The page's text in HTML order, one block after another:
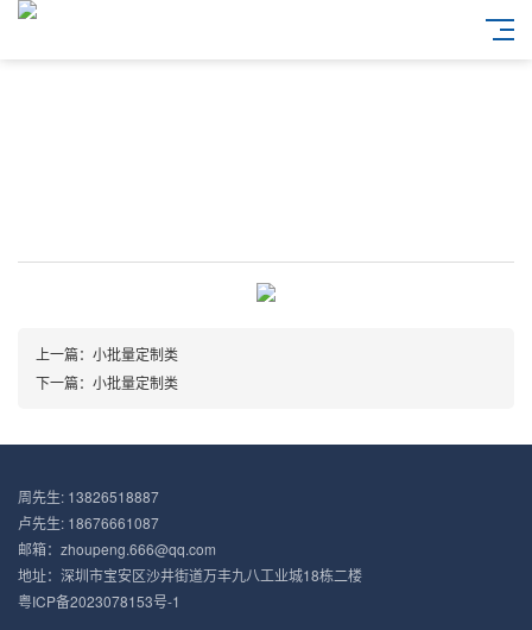
上一篇：小批量定制类
下一篇：小批量定制类
周先生: 13826518887
卢先生: 18676661087
邮箱：zhoupeng.666@qq.com
地址：深圳市宝安区沙井街道万丰九八工业城18栋二楼
粤ICP备2023078153号-1